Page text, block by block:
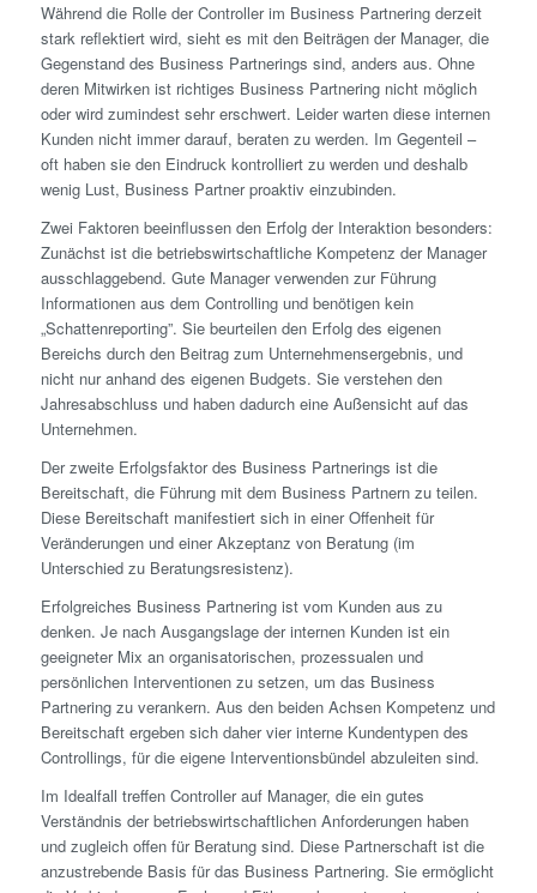
Während die Rolle der Controller im Business Partnering derzeit
stark reflektiert wird, sieht es mit den Beiträgen der Manager, die
Gegenstand des Business Partnerings sind, anders aus. Ohne
deren Mitwirken ist richtiges Business Partnering nicht möglich
oder wird zumindest sehr ersch­wert. Leider warten diese internen
Kunden nicht immer darauf, beraten zu werden. Im Gegenteil –
oft haben sie den Eindruck kontrolliert zu werden und deshalb
wenig Lust, Business Partner proaktiv einzubinden.
Zwei Faktoren beeinflussen den Erfolg der Interaktion besonders:
Zunächst ist die betriebswirtschaftliche Kompetenz der Manager
ausschlag­gebend. Gute Manager verwenden zur Führung
Informationen aus dem Controlling und benötigen kein
„Schattenreporting”. Sie beurteilen den Erfolg des eigenen
Bereichs durch den Beitrag zum Unternehmensergebnis, und
nicht nur anhand des eigenen Budgets. Sie verstehen den
Jahresabschluss und haben dadurch eine Außensicht auf das
Unternehmen.
Der zweite Erfolgs­faktor des Business Partnerings ist die
Bereitschaft, die Führung mit dem Business Partnern zu teilen.
Diese Bereitschaft manifestiert sich in einer Offenheit für
Veränderungen und einer Akzeptanz von Beratung (im
Unterschied zu Beratungsresistenz).
Erfolgreiches Business Partnering ist vom Kunden aus zu
denken. Je nach Ausgangslage der internen Kunden ist ein
geeigneter Mix an organisatorischen, prozessualen und
persönlichen Interventionen zu setzen, um das Business
Partnering zu verankern. Aus den beiden Achsen Kompetenz und
Bereitschaft ergeben sich daher vier interne Kundentypen des
Controllings, für die eigene Interventionsbündel abzuleiten sind.
Im Idealfall treffen Controller auf Manager, die ein gutes
Verständnis der betriebswirtschaftlichen Anforderungen haben
und zugleich offen für Beratung sind. Diese Partnerschaft ist die
anzustrebende Basis für das Business Partnering. Sie ermöglicht